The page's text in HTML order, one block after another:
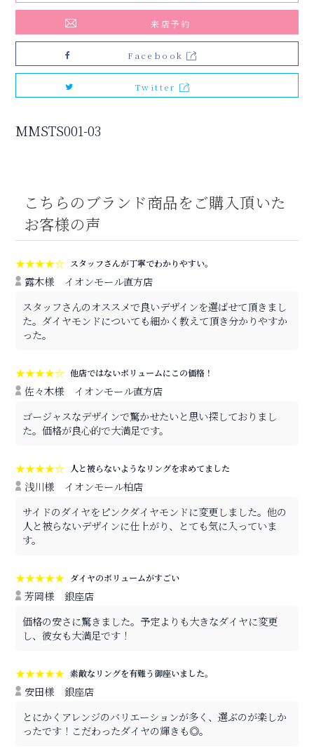
来店予約
Facebook
Twitter
MMSTS001-03
こちらのブランド商品をご購入頂いた
お客様の声
★★★★☆ スタッフさんが丁寧でわかりやすい。
露木様
イオンモール直方店
スタッフさんのオススメで良いデザインを選ばせて頂きまし
た。ダイヤモンドについても細かく教えて頂き分かりやすか
った。
★★★★☆ 他店ではないボリュームにこの価格！
佐々木様
イオンモール直方店
ゴージャスなデザインで驚かせたいと思い探しておりまし
た。価格が良心的で大満足です。
★★★★☆ 人と被らないようなリングを求めてました
浅川様
イオンモール柏店
サイドのダイヤをピンクダイヤモンドに変更しました。他の
人と被らないデザインに仕上がり、とても気に入っていま
す。
★★★★★ ダイヤのボリュームがすごい
芳岡様
銀座店
価格の安さに驚きました。予定よりも大きなダイヤに変更
し、彼女も大満足です！
★★★★★ 素敵なリングを有難う御座いました。
安田様
銀座店
とにかくアレンジのバリエーションが多く、選ぶのが楽しか
ったです！こだわったダイヤの輝きも◎。